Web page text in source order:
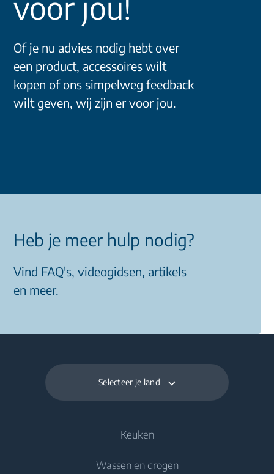
Of je nu advies nodig hebt over
een product, accessoires wilt
kopen of ons simpelweg feedback
wilt geven, wij zijn er voor jou.
Heb je meer hulp nodig?
Vind FAQ's, videogidsen, artikels
en meer.
Selecteer je land
Keuken
Wassen en drogen